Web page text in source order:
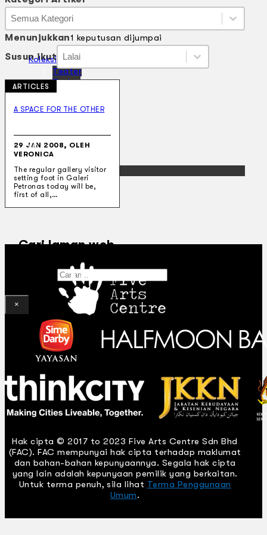
Koleksi Kami
Teater
Tarian
Artikel
Sejarah Lisan
Hubungi Kami
BM
EN
Cari laman web
×
Kategori Artikel
Kategori Artikel
Kategori Artikel
Menunjukkan1 keputusan dijumpai
Susun ikut Susun ikut
Susun ikut
Susun ikut
ARTICLES
A SPACE FOR THE OTHER
29 JAN 2008, OLEH
VERONICA
The regular gallery visitor
setting foot in Galeri
Petronas today will be,
first of all,…
Hak cipta © 2017 to 2023 Five Arts Centre Sdn Bhd
(FAC). FAC mempunyai hak cipta terhadap maklumat
dan bahan-bahan kepunyaannya. Segala hak cipta
yang lain adalah kepunyaan pemilik yang berkaitan.
Untuk terma penuh, sila lihat Terma Penggunaan
Umum.